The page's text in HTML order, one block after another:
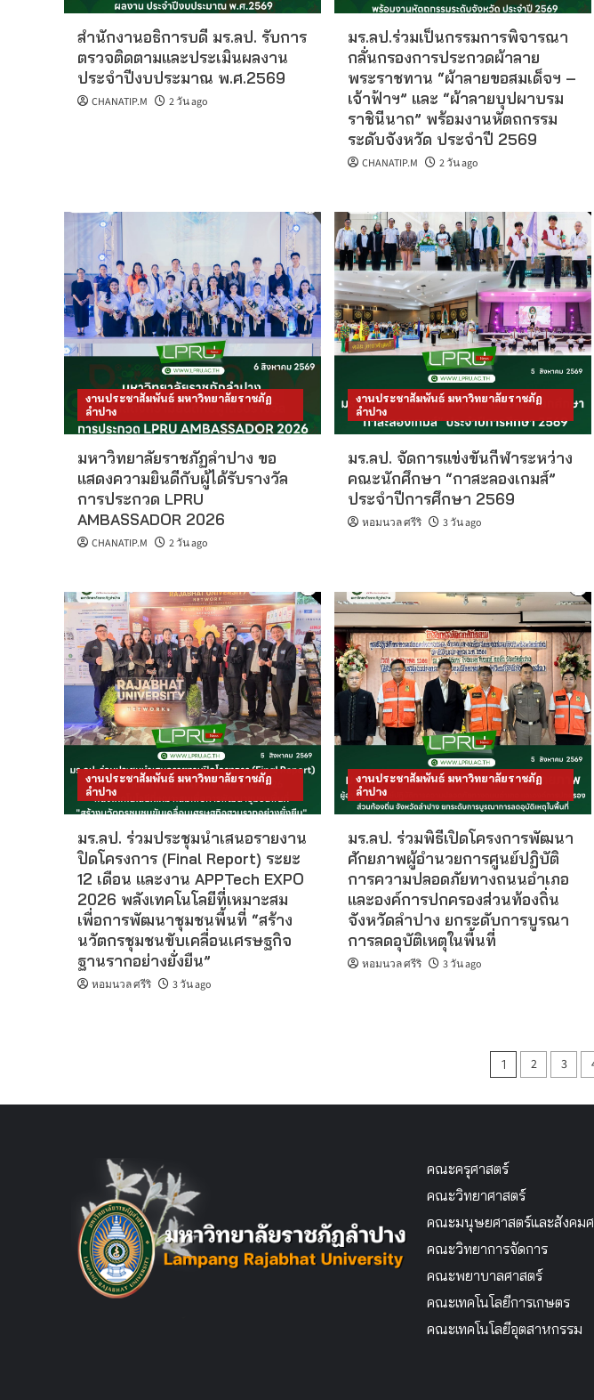
สำนักงานอธิการบดี มร.ลป. รับการ
ตรวจติดตามและประเมินผลงาน
ประจำปีงบประมาณ พ.ศ.2569
CHANATIP.M 2 วัน ago
มร.ลป.ร่วมเป็นกรรมการพิจารณา
กลั่นกรองการประกวดผ้าลาย
พระราชทาน “ผ้าลายขอสมเด็จฯ –
เจ้าฟ้าฯ” และ “ผ้าลายบุปผาบรม
ราชินีนาถ” พร้อมงานหัตถกรรม
ระดับจังหวัด ประจำปี 2569
CHANATIP.M 2 วัน ago
งานประชาสัมพันธ์ มหาวิทยาลัยราชภัฏ
ลำปาง
มหาวิทยาลัยราชภัฏลำปาง ขอ
แสดงความยินดีกับผู้ได้รับรางวัล
การประกวด LPRU
AMBASSADOR 2026
CHANATIP.M 2 วัน ago
งานประชาสัมพันธ์ มหาวิทยาลัยราชภัฏ
ลำปาง
มร.ลป. จัดการแข่งขันกีฬาระหว่าง
คณะนักศึกษา “กาสะลองเกมส์”
ประจำปีการศึกษา 2569
หอมนวล ศรีริ 3 วัน ago
งานประชาสัมพันธ์ มหาวิทยาลัยราชภัฏ
ลำปาง
มร.ลป. ร่วมประชุมนำเสนอรายงาน
ปิดโครงการ (Final Report) ระยะ
12 เดือน และงาน APPTech EXPO
2026 พลังเทคโนโลยีที่เหมาะสม
เพื่อการพัฒนาชุมชนพื้นที่ “สร้าง
นวัตกรชุมชนขับเคลื่อนเศรษฐกิจ
ฐานรากอย่างยั่งยืน”
หอมนวล ศรีริ 3 วัน ago
งานประชาสัมพันธ์ มหาวิทยาลัยราชภัฏ
ลำปาง
มร.ลป. ร่วมพิธีเปิดโครงการพัฒนา
ศักยภาพผู้อำนวยการศูนย์ปฏิบัติ
การความปลอดภัยทางถนนอำเภอ
และองค์การปกครองส่วนท้องถิ่น
จังหวัดลำปาง ยกระดับการบูรณา
การลดอุบัติเหตุในพื้นที่
หอมนวล ศรีริ 3 วัน ago
Posts
1 2 3
คณะครุศาสตร์
คณะวิทยาศาสตร์
คณะมนุษยศาสตร์และสังคม
คณะวิทยาการจัดการ
คณะพยาบาลศาสตร์
คณะเทคโนโลยีการเกษตร
คณะเทคโนโลยีอุตสาหกรรม